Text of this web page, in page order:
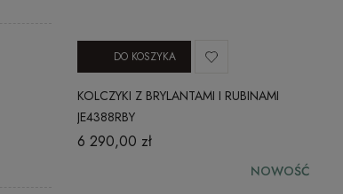
KOLCZYKI Z BRYLANTAMI I RUBINAMI
JE4388RBY
6 290,00 zł
DO KOSZYKA
NOWOŚĆ